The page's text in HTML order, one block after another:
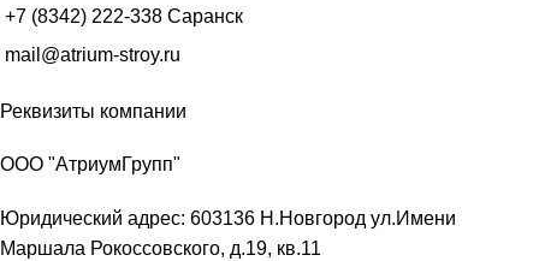
+7 (8342) 222-338 Саранск
mail@atrium-stroy.ru
Реквизиты компании
ООО "АтриумГрупп"
Юридический адрес: 603136 Н.Новгород ул.Имени
Маршала Рокоссовского, д.19, кв.11